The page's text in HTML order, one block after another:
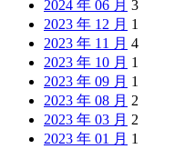
2024 年 06 月 3
2023 年 12 月 1
2023 年 11 月 4
2023 年 10 月 1
2023 年 09 月 1
2023 年 08 月 2
2023 年 03 月 2
2023 年 01 月 1